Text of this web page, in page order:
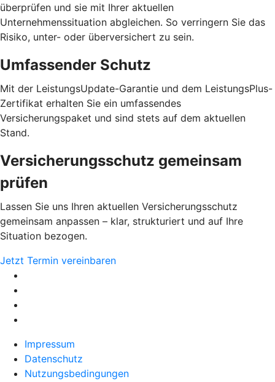
überprüfen und sie mit Ihrer aktuellen
Unternehmenssituation abgleichen. So verringern Sie das
Risiko, unter- oder überversichert zu sein.
Umfassender Schutz
Mit der LeistungsUpdate-Garantie und dem LeistungsPlus-
Zertifikat erhalten Sie ein umfassendes
Versicherungspaket und sind stets auf dem aktuellen
Stand.
Versicherungsschutz gemeinsam
prüfen
Lassen Sie uns Ihren aktuellen Versicherungsschutz
gemeinsam anpassen – klar, strukturiert und auf Ihre
Situation bezogen.
Jetzt Termin vereinbaren
Impressum
Datenschutz
Nutzungsbedingungen